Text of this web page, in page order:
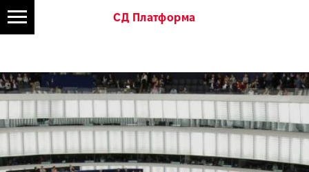
СД Платформа